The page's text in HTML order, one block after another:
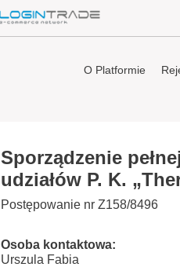
O Platformie
Sporządzenie
udziałów P. K.
Postępowanie nr Z158/8496
Osoba kontaktowa:
Urszula Fabia